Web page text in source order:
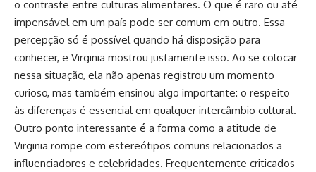
o contraste entre culturas alimentares. O que é raro ou até
impensável em um país pode ser comum em outro. Essa
percepção só é possível quando há disposição para
conhecer, e Virginia mostrou justamente isso. Ao se colocar
nessa situação, ela não apenas registrou um momento
curioso, mas também ensinou algo importante: o respeito
às diferenças é essencial em qualquer intercâmbio cultural.
Outro ponto interessante é a forma como a atitude de
Virginia rompe com estereótipos comuns relacionados a
influenciadores e celebridades. Frequentemente criticados